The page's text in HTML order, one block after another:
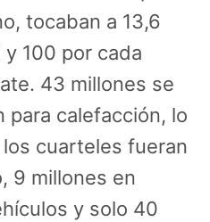
tocaban a 13,6
100 por cada
43 millones se
para calefacción, lo
cuarteles fueran
9 millones en
y solo 40